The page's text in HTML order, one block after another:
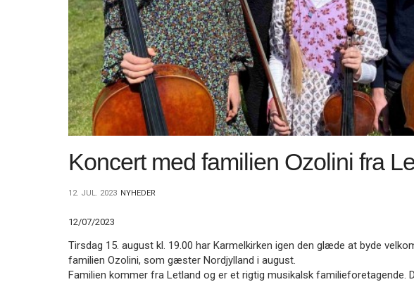
Inspiration
Værktøjskassen
BaptistKirken
brændselskælder
Forrige
Koncert med familien Ozolini fra
12. JUL. 2023 NYHEDER
12/07/2023
Tirsdag 15. august kl. 19.00 har Karmelkirken igen den glæde at byde
familien Ozolini, som gæster Nordjylland i august.
Familien kommer fra Letland og er et rigtig musikalsk familieforetagende.